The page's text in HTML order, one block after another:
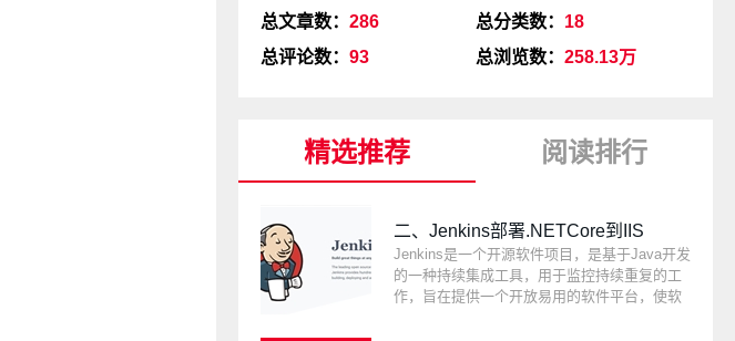
总文章数： 286 总分类数： 18
总评论数： 93 总浏览数： 258.13万
精选推荐 阅读排行
二、Jenkins部署.NETCore到IIS
Jenkins是一个开源软件项目，是基于Java开发
的一种持续集成工具，用于监控持续重复的工
作，旨在提供一个开放易用的软件平台，使软